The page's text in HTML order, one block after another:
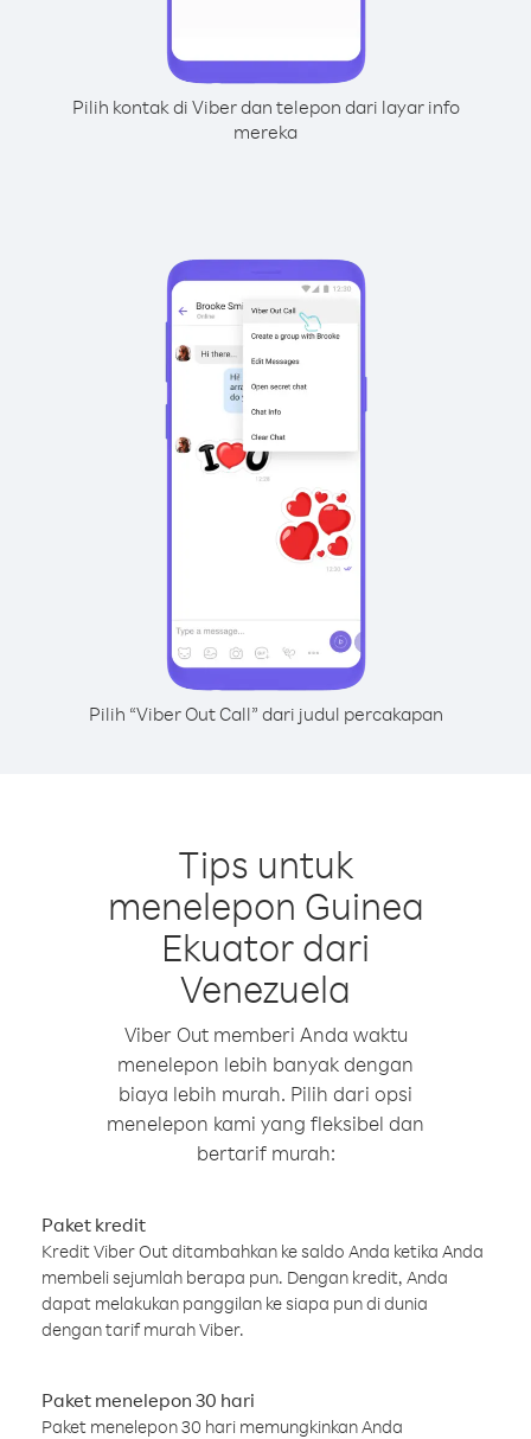
Pilih kontak di Viber dan telepon dari layar info
mereka
Pilih “Viber Out Call” dari judul percakapan
Tips untuk
menelepon Guinea
Ekuator dari
Venezuela
Viber Out memberi Anda waktu
menelepon lebih banyak dengan
biaya lebih murah. Pilih dari opsi
menelepon kami yang fleksibel dan
bertarif murah:
Paket kredit
Kredit Viber Out ditambahkan ke saldo Anda ketika Anda
membeli sejumlah berapa pun. Dengan kredit, Anda
dapat melakukan panggilan ke siapa pun di dunia
dengan tarif murah Viber.
Paket menelepon 30 hari
Paket menelepon 30 hari memungkinkan Anda